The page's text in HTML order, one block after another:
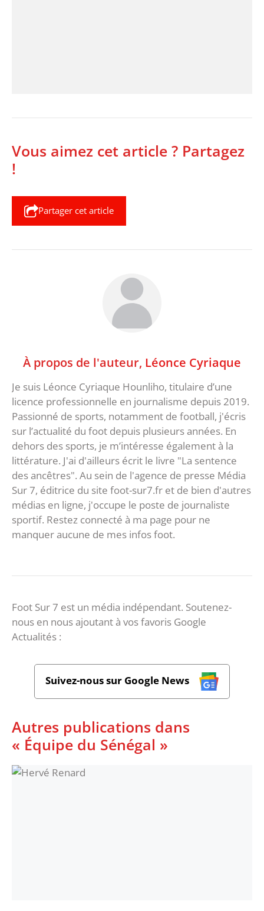
Vous aimez cet article ? Partagez
!
Partager cet article
À propos de l'auteur, Léonce Cyriaque
Je suis Léonce Cyriaque Hounliho, titulaire d’une
licence professionnelle en journalisme depuis 2019.
Passionné de sports, notamment de football, j'écris
sur l’actualité du foot depuis plusieurs années. En
dehors des sports, je m’intéresse également à la
littérature. J'ai d'ailleurs écrit le livre "La sentence
des ancêtres". Au sein de l'agence de presse Média
Sur 7, éditrice du site foot-sur7.fr et de bien d'autres
médias en ligne, j'occupe le poste de journaliste
sportif. Restez connecté à ma page pour ne
manquer aucune de mes infos foot.
Foot Sur 7 est un média indépendant. Soutenez-
nous en nous ajoutant à vos favoris Google
Actualités :
Suivez-nous sur Google News
Autres publications dans
« Équipe du Sénégal »